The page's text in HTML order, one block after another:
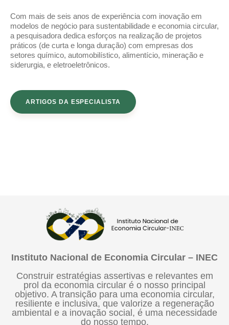
Com mais de seis anos de experiência com inovação em
modelos de negócio para sustentabilidade e economia circular,
a pesquisadora dedica esforços na realização de projetos
práticos (de curta e longa duração) com empresas dos
setores químico, automobilístico, alimentício, mineração e
siderurgia, e eletroeletrônicos.
ARTIGOS DA ESPECIALISTA
Instituto Nacional de Economia Circular – INEC
Construir estratégias assertivas e relevantes em
prol da economia circular é o nosso principal
objetivo. A transição para uma economia circular,
resiliente e inclusiva, que valorize a regeneração
ambiental e a inovação social, é uma necessidade
do nosso tempo.